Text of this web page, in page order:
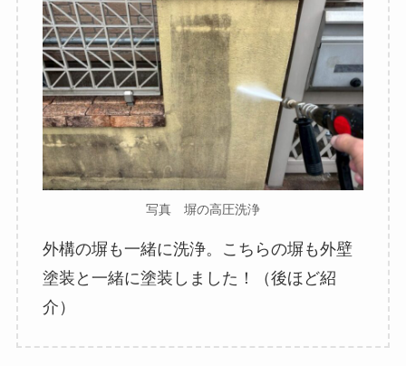
写真 塀の高圧洗浄
外構の塀も一緒に洗浄。こちらの塀も外壁
塗装と一緒に塗装しました！（後ほど紹
介）